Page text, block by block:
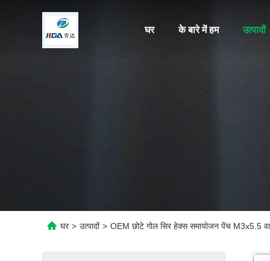
घर के बारे में हम उत्पादों
घर > उत्पादों > OEM छोटे गोल सिर हेक्स समायोजन पेंच M3x5.5